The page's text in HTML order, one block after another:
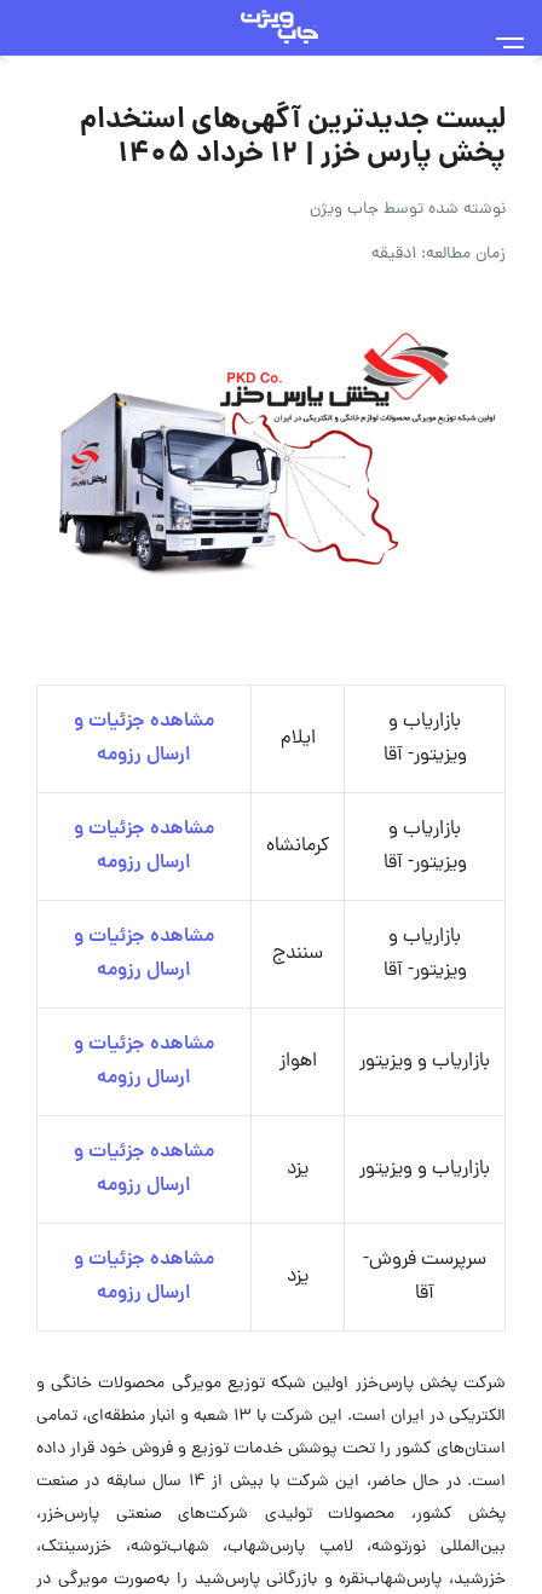
لیست جدیدترین آگهی‌های استخدام
پخش پارس خزر | ۱۲ خرداد ۱۴۰۵
نوشته شده توسطجاب ویژن
زمان مطالعه: 1دقیقه
بازاریاب و
ویزیتور- آقا
ایلام
مشاهده جزئیات و
ارسال رزومه
بازاریاب و
ویزیتور- آقا
کرمانشاه
مشاهده جزئیات و
ارسال رزومه
بازاریاب و
ویزیتور- آقا
سنندج
مشاهده جزئیات و
ارسال رزومه
بازاریاب و ویزیتور اهواز
مشاهده جزئیات و
ارسال رزومه
بازاریاب و ویزیتور یزد
مشاهده جزئیات و
ارسال رزومه
سرپرست فروش-
آقا
یزد
مشاهده جزئیات و
ارسال رزومه
شرکت پخش پارس‌خزر اولین شبکه توزیع مویرگی محصولات خانگی و
الکتریکی در ایران است. این شرکت با ۱۳ شعبه و انبار منطقه‌ای، تمامی
استان‌های کشور را تحت پوشش خدمات توزیع و فروش خود قرار داده
است. در حال حاضر، این شرکت با بیش از ۱۴ سال سابقه در صنعت
پخش کشور، محصولات تولیدی شرکت‌های صنعتی پارس‌خزر،
بین‌المللی نورتوشه، لامپ پارس‌شهاب، شهاب‌توشه، خزرسینتک،
خزرشید، پارس‌شهاب‌نقره و بازرگانی پارس‌شید را به‌صورت مویرگی در